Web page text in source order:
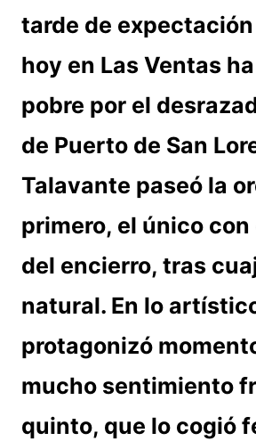
tarde de
hoy en Las Ventas
pobre por el
de Puerto de San
Talavante paseó la
primero, el único
del encierro, tras
natural. En lo
protagonizó
mucho sentimiento
quinto, que lo cogió